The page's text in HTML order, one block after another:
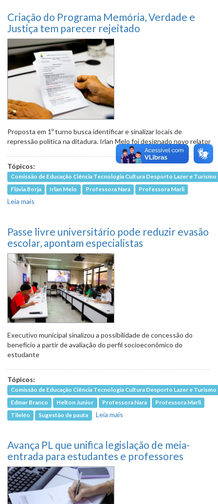
Criação do Programa Memória, Verdade e
Justiça tem parecer rejeitado
Proposta em 1º turno busca identificar e sinalizar locais de
repressão política na ditadura. Irlan Melo foi designado novo relator
Tópicos:
Comissão de Educação Ciência Tecnologia Cultura Desporto Lazer e Turismo
Flávia Borja
Irlan Melo Professora Nara Professora Marli
Leia mais
Passe livre universitário pode reduzir evasão
escolar, apontam especialistas
Executivo municipal sinalizou a possibilidade de concessão do
benefício a partir de avaliação do perfil socioeconômico do
estudante
Tópicos:
Comissão de Educação Ciência Tecnologia Cultura Desporto Lazer e Turismo
Edmar Branco
Helton Junior Professora Nara
Professora Marli
Tileléo
Sugestão de pauta Leia mais
especialistas
Avança PL que unifica legislação de meia-
entrada para estudantes e professores